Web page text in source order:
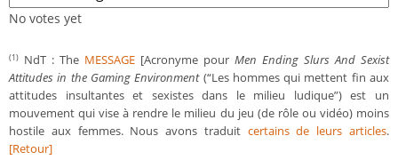
No votes yet
(1) NdT : The MESSAGE [Acronyme pour Men Ending Slurs And Sexist
Attitudes in the Gaming Environment(“Les hommes qui mettent fin aux
attitudes insultantes et sexistes dans le milieu ludique”) est un
mouvement qui vise à rendre le milieu du jeu (de rôle ou vidéo) moins
hostile aux femmes. Nous avons traduit certains de leurs articles.
[Retour]